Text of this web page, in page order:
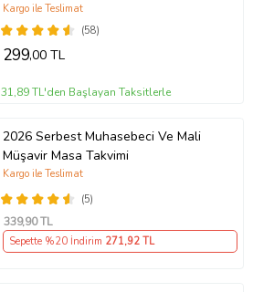
(58)
Kargo ile Teslimat
299,00 TL
31,89 TL'den Başlayan Taksitlerle
2026 Serbest Muhasebeci Ve Mali
Müşavir Masa Takvimi
(5)
Kargo ile Teslimat
339,90 TL
Sepette %20 İndirim 271,92 TL